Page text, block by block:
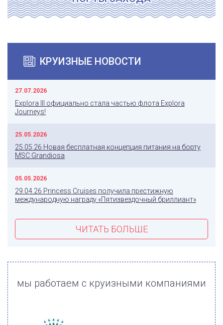
КРУИЗНЫЕ НОВОСТИ
27.07.2026
Explora III официально стала частью флота Explora
Journeys!
25.05.2026
25.05.26 Новая бесплатная концепция питания на борту
MSC Grandiosa
05.05.2026
29.04.26 Princess Cruises получила престижную
международную награду «Пятизвездочный бриллиант»
ЧИТАТЬ БОЛЬШЕ
мы работаем с круизными компаниями